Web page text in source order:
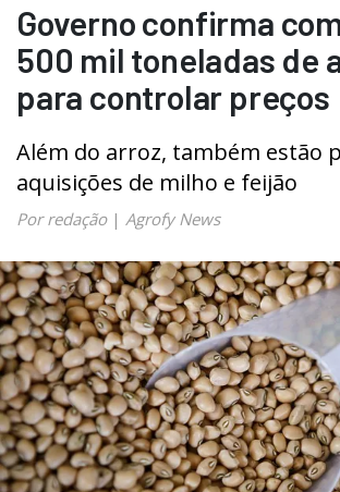
Governo confirma
500 mil toneladas de
para controlar preços
Além do arroz, também estão
aquisições de milho e feijão
Por redação| Agrofy News